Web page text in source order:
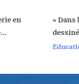
en
au
« Dans